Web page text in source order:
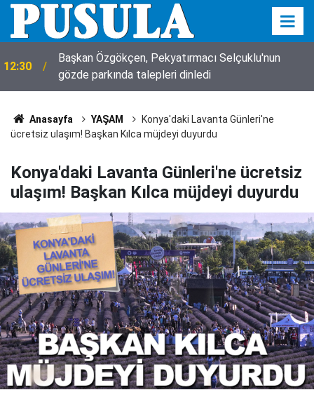
12:30
Başkan Özgökçen, Pekyatırmacı Selçuklu'nun
gözde parkında talepleri dinledi
Anasayfa YAŞAM
Konya'daki Lavanta Günleri'ne
ücretsiz ulaşım! Başkan Kılca müjdeyi duyurdu
Konya'daki Lavanta Günleri'ne ücretsiz
ulaşım! Başkan Kılca müjdeyi duyurdu